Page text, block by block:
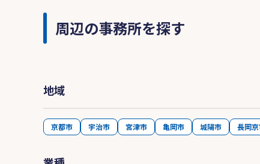
周辺の事務所を探す
地域
京都市 宇治市 宮津市 亀岡市 城陽市 長岡